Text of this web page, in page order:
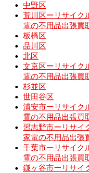
中野区
荒川区ーリサイク
電の不用品出張買
板橋区
品川区
北区
文京区ーリサイク
電の不用品出張買
杉並区
世田谷区
浦安市ーリサイク
電の不用品出張買
習志野市ーリサイ
家電の不用品出張
千葉市ーリサイク
電の不用品出張買
鎌ヶ谷市ーリサイ